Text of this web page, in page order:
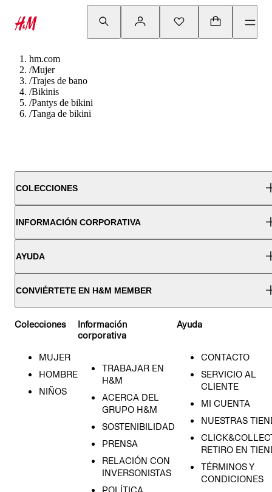
hm.com
/Mujer
/Trajes de bano
/Bikinis
/Pantys de bikini
/Tanga de bikini
COLECCIONES
INFORMACIÓN CORPORATIVA
AYUDA
CONVIÉRTETE EN H&M MEMBER
Colecciones
MUJER
HOMBRE
NIÑOS
Información
corporativa
TRABAJAR EN
H&M
ACERCA DEL
GRUPO H&M
SOSTENIBILIDAD
PRENSA
RELACIÓN CON
INVERSONISTAS
Ayuda
CONTACTO
SERVICIO AL
CLIENTE
MI CUENTA
NUESTRAS
RETIRO EN
TÉRMINOS Y
CONDICIONES